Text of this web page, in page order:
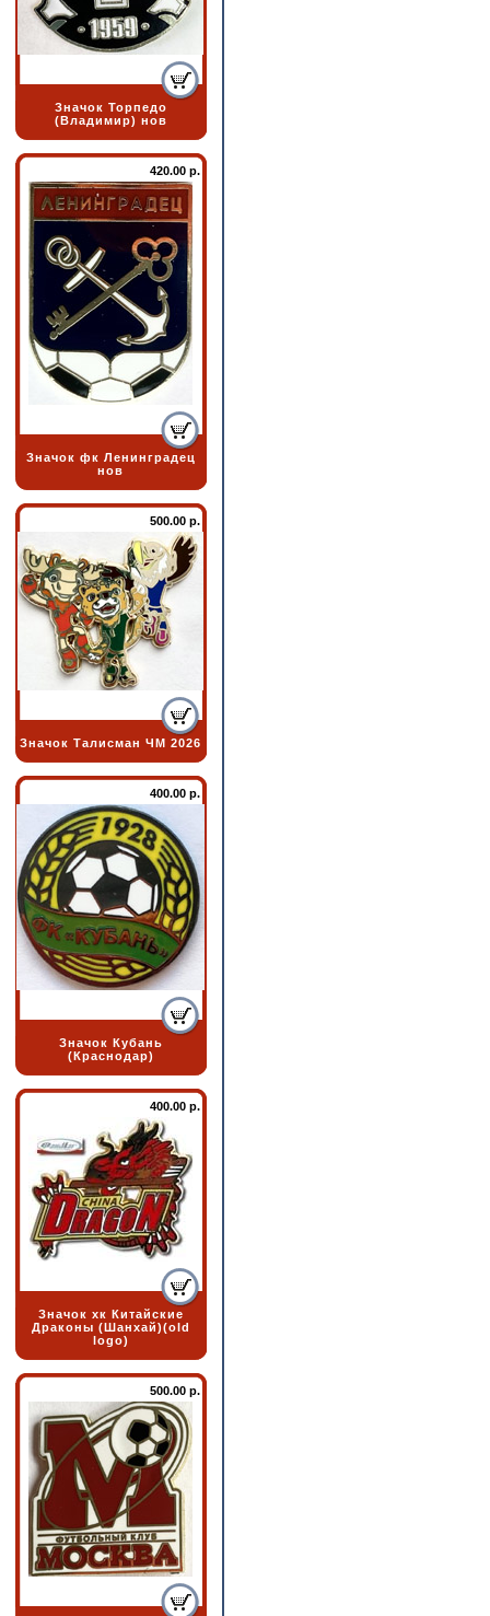
Значок Торпедо
(Владимир) нов
420.00 р.
Значок фк Ленинградец
нов
500.00 р.
Значок Талисман ЧМ 2026
400.00 р.
Значок Кубань
(Краснодар)
400.00 р.
Значок хк Китайские
Драконы (Шанхай)(old
logo)
500.00 р.